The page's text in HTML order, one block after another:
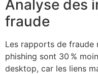
Analyse des
fraude
Les rapports de fraude
phishing sont 30 %
desktop, car les liens